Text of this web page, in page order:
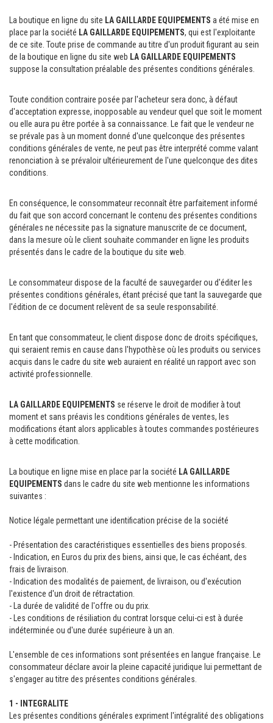
TENTE PLIANTE ET PARASOL
COMMUNICATION VISUELLE
LOCATION
CONTACT
La boutique en ligne du site LA GAILLARDE EQUIPEMENTS a été mise en
place par la société LA GAILLARDE EQUIPEMENTS, qui est l'exploitante
de ce site. Toute prise de commande au titre d'un produit figurant au sein
de la boutique en ligne du site web LA GAILLARDE EQUIPEMENTS
suppose la consultation préalable des présentes conditions générales.
Toute condition contraire posée par l'acheteur sera donc, à défaut
d'acceptation expresse, inopposable au vendeur quel que soit le moment
ou elle aura pu être portée à sa connaissance. Le fait que le vendeur ne
se prévale pas à un moment donné d'une quelconque des présentes
conditions générales de vente, ne peut pas être interprété comme valant
renonciation à se prévaloir ultérieurement de l'une quelconque des dites
conditions.
En conséquence, le consommateur reconnaît être parfaitement informé
du fait que son accord concernant le contenu des présentes conditions
générales ne nécessite pas la signature manuscrite de ce document,
dans la mesure où le client souhaite commander en ligne les produits
présentés dans le cadre de la boutique du site web.
Le consommateur dispose de la faculté de sauvegarder ou d'éditer les
présentes conditions générales, étant précisé que tant la sauvegarde que
l'édition de ce document relèvent de sa seule responsabilité.
En tant que consommateur, le client dispose donc de droits spécifiques,
qui seraient remis en cause dans l'hypothèse où les produits ou services
acquis dans le cadre du site web auraient en réalité un rapport avec son
activité professionnelle.
LA GAILLARDE EQUIPEMENTS se réserve le droit de modifier à tout
moment et sans préavis les conditions générales de ventes, les
modifications étant alors applicables à toutes commandes postérieures
à cette modification.
La boutique en ligne mise en place par la société LA GAILLARDE
EQUIPEMENTS dans le cadre du site web mentionne les informations
suivantes :
Notice légale permettant une identification précise de la société
- Présentation des caractéristiques essentielles des biens proposés.
- Indication, en Euros du prix des biens, ainsi que, le cas échéant, des
frais de livraison.
- Indication des modalités de paiement, de livraison, ou d'exécution
l'existence d'un droit de rétractation.
- La durée de validité de l'offre ou du prix.
- Les conditions de résiliation du contrat lorsque celui-ci est à durée
indéterminée ou d'une durée supérieure à un an.
L'ensemble de ces informations sont présentées en langue française. Le
consommateur déclare avoir la pleine capacité juridique lui permettant de
s'engager au titre des présentes conditions générales.
1 - INTEGRALITE
Les présentes conditions générales expriment l'intégralité des obligations